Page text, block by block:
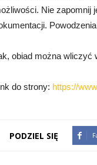
Nie zapomnij
obiad można wliczyć
do strony: https://
PODZIEL SIĘ